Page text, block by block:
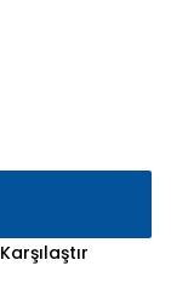
Karşılaştır